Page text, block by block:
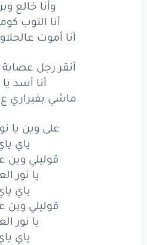
رجل
ماشيبفيراري
علىوينيا
ياي
قوليلي وين
يا نور
ياي
وين
وأنا خالع
أنا التوب
أنا أموت
أنقر رجل عصابة
أنا أسد يا
ماشي بفيراري ع
على وين يا
ياي
قوليلي وين
يا نور
ياي
قوليلي وين
يا نور
ياي